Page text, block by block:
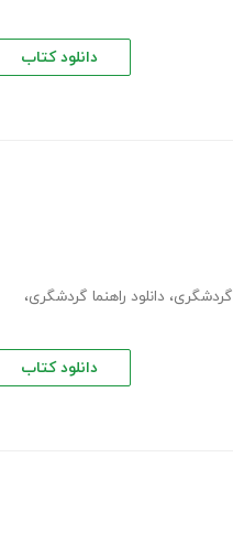
دانلود کتاب
گردشگری، دانلود راهنما گردشگری،
دانلود کتاب